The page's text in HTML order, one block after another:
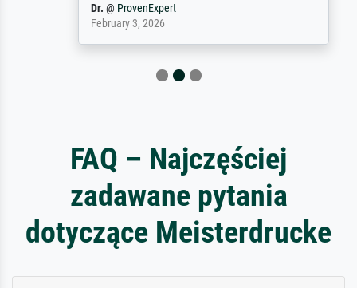
@ProvenExpert
February 3, 2026
FAQ – Najczęściej
zadawane pytania
dotyczące Meisterdrucke